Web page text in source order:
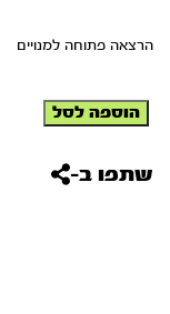
הרצאה פתוחה למנויים
כמות
של
משקל
הוספה לסל
שתפו ב-